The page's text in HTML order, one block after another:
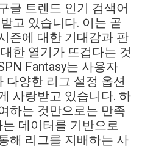
것이 중요하다고 강조했습니
글 트렌드 인기 검색어
고 있습니다. 이는 곧
즌에 대한 기대감과 판
한 열기가 뜨겁다는 것
Fantasy는 사용자
다양한 리그 설정 옵션
사랑받고 있습니다. 하
하는 것만으로는 만족
데이터를 기반으로
해 리그를 지배하는 사